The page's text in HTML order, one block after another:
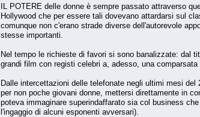
IL POTERE delle donne è sempre passato attraverso
Hollywood che per essere tali dovevano attardarsi sul
comunque non c'erano strade diverse dell'autorevole
stesse importanti.
Nel tempo le richieste di favori si sono banalizzate: dal
grandi film con registi celebri a, adesso, una
Dalle intercettazioni delle telefonate negli ultimi mesi
per non poche giovani donne, mettersi direttamente in
poteva immaginare superindaffarato sia col business
l'ingaggio di alcuni esponenti avversari).